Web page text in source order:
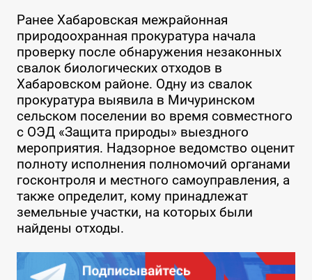
Ранее Хабаровская межрайонная
природоохранная прокуратура начала
проверку после обнаружения незаконных
свалок биологических отходов в
Хабаровском районе. Одну из свалок
прокуратура выявила в Мичуринском
сельском поселении во время совместного
с ОЭД «Защита природы» выездного
мероприятия. Надзорное ведомство оценит
полноту исполнения полномочий органами
госконтроля и местного самоуправления, а
также определит, кому принадлежат
земельные участки, на которых были
найдены отходы.